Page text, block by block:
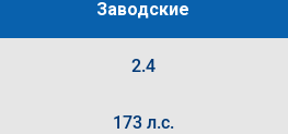
Заводские
2.4
173 л.с.